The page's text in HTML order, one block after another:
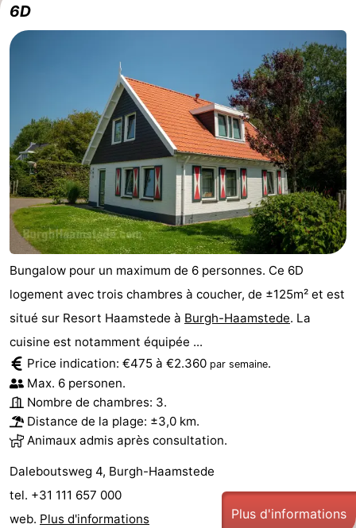
6D
Bungalow pour un maximum de 6 personnes. Ce 6D
logement avec trois chambres à coucher, de ±125m² et est
situé sur Resort Haamstede à Burgh-Haamstede. La
cuisine est notamment équipée ...
Price indication: €475 à €2.360 par semaine.
Max. 6 personen.
Nombre de chambres: 3.
Distance de la plage: ±3,0 km.
Animaux admis après consultation.
Daleboutsweg 4, Burgh-Haamstede
tel. +31 111 657 000
web. Plus d'informations Plus d'informations